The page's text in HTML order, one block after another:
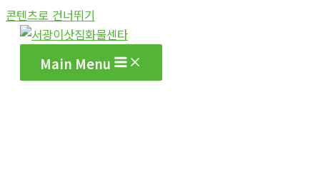
콘텐츠로 건너뛰기
Main Menu